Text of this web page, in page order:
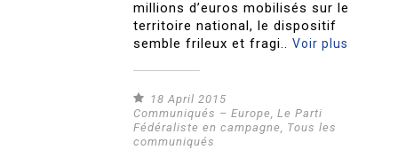
millions d’euros mobilisés sur le
territoire national, le dispositif
semble frileux et fragi..Voir plus
18 April 2015
Communiqués – Europe,Le Parti
Fédéraliste en campagne, Tous les
communiqués